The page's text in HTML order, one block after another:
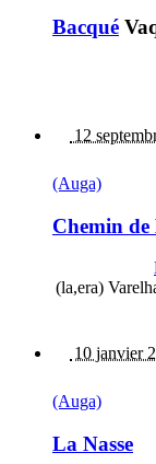
Bacqué
12
(Auga)
Chemin de
(la,era)
10 janvier
(Auga)
La Nasse